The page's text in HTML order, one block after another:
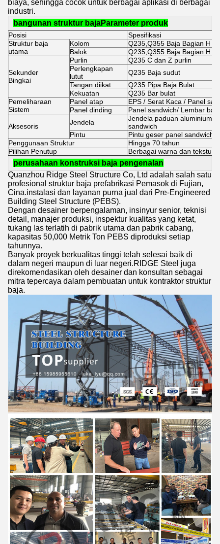
biaya, sehingga cocok untuk berbagai aplikasi di berbagai
industri.
bangunan struktur bajaParameter produk
Posisi
Spesifikasi
Struktur baja
utama
Kolom
Q235,Q355 Baja Bagian H
Balok
Q235,Q355 Baja Bagian H
Sekunder
Bingkai
Purlin
Q235 C dan Z purlin
Perlengkapan
lutut
Q235 Baja sudut
Tangan diikat
Q235 Pipa Baja Bulat
Kekuatan
Q235 Bar bulat
Pemeliharaan
Sistem
Panel atap
EPS / Serat Kaca / Panel
Panel dinding
Panel sandwich/ Lembar
Aksesoris Jendela
Jendela paduan aluminium/
sandwich
Pintu
Pintu geser panel sandwich/
Penggunaan Struktur
Hingga 70 tahun
Pilihan Penutup
Berbagai warna dan tekstur
perusahaan konstruksi baja pengenalan
Quanzhou Ridge Steel Structure Co, Ltd adalah salah satu
profesional struktur baja prefabrikasi Pemasok di Fujian,
Cina.instalasi dan layanan purna jual dari Pre-Engineered
Building Steel Structure (PEBS).
Dengan desainer berpengalaman, insinyur senior, teknisi
detail, manajer produksi, inspektur kualitas yang ketat,
tukang las terlatih di pabrik utama dan pabrik cabang,
kapasitas 50,000 Metrik Ton PEBS diproduksi setiap
tahunnya.
Banyak proyek berkualitas tinggi telah selesai baik di
dalam negeri maupun di luar negeri.RIDGE Steel juga
direkomendasikan oleh desainer dan konsultan sebagai
mitra tepercaya dalam pembuatan untuk kontraktor struktur
baja.